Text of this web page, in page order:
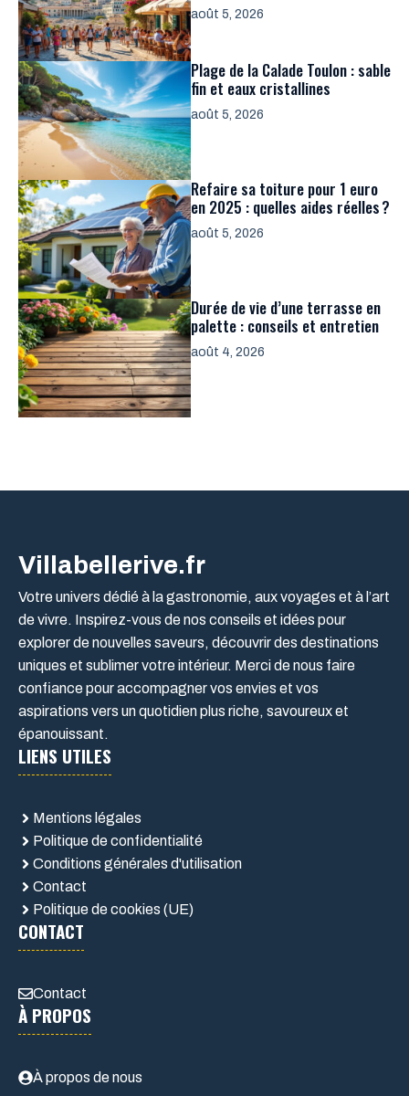
août 5, 2026
Plage de la Calade Toulon : sable
fin et eaux cristallines
août 5, 2026
Refaire sa toiture pour 1 euro
en 2025 : quelles aides réelles ?
août 5, 2026
Durée de vie d’une terrasse en
palette : conseils et entretien
août 4, 2026
Villabellerive.fr
Votre univers dédié à la gastronomie, aux voyages et à l’art
de vivre. Inspirez-vous de nos conseils et idées pour
explorer de nouvelles saveurs, découvrir des destinations
uniques et sublimer votre intérieur. Merci de nous faire
confiance pour accompagner vos envies et vos
aspirations vers un quotidien plus riche, savoureux et
épanouissant.
LIENS UTILES
Mentions légales
Politique de confidentialité
Conditions générales d'utilisation
Contact
Politique de cookies (UE)
CONTACT
Contact
À PROPOS
À propos de nous